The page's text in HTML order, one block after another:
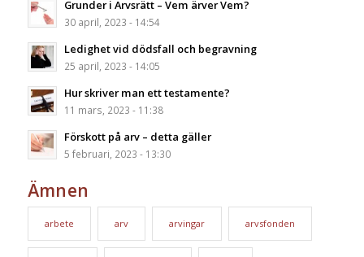
Grunder i Arvsrätt – Vem ärver Vem?
30 april, 2023 - 14:54
Ledighet vid dödsfall och begravning
25 april, 2023 - 14:05
Hur skriver man ett testamente?
11 mars, 2023 - 11:38
Förskott på arv – detta gäller
5 februari, 2023 - 13:30
Ämnen
arbete arv arvingar arvsfonden